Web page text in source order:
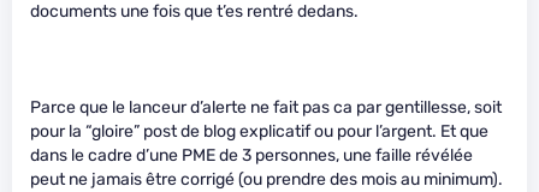
documents une fois que t’es rentré dedans.
Parce que le lanceur d’alerte ne fait pas ca par gentillesse, soit
pour la “gloire” post de blog explicatif ou pour l’argent. Et que
dans le cadre d’une PME de 3 personnes, une faille révélée
peut ne jamais être corrigé (ou prendre des mois au minimum).